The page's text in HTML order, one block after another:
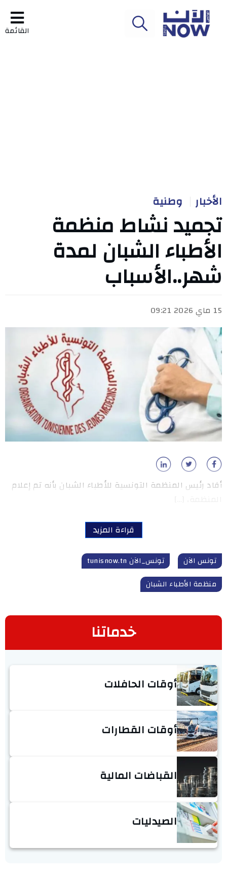
القائمة
الأخبار وطنية
تجميد نشاط منظمة
الأطباء الشبان لمدة
شهر..الأسباب
15 ماي 2026 09:21
أفاد رئيس المنظمة التونسية للأطباء الشبان بأنه تم إعلام
قراءة المزيد
تونس الآن
تونس_الآن tunisnow.tn
منظمة الأطباء الشبان
خدماتنا
أوقات الحافلات
أوقات القطارات
القباضات المالية
الصيدليات